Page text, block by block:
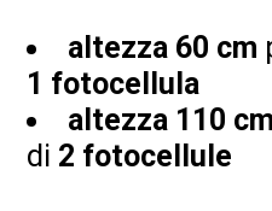
altezza 60 cm
1 fotocellula
altezza 110 cm
di 2 fotocellule